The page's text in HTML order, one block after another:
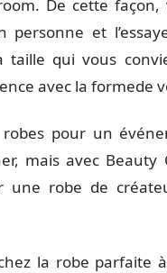
De cette façon,
et
taille qui vous
avec la formede
pour un
mais avec Beauty
une robe de
la robe parfaite